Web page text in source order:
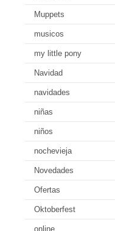
Muppets
musicos
my little pony
Navidad
navidades
niñas
niños
nochevieja
Novedades
Ofertas
Oktoberfest
online